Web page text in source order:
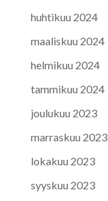
huhtikuu 2024
maaliskuu 2024
helmikuu 2024
tammikuu 2024
joulukuu 2023
marraskuu 2023
lokakuu 2023
syyskuu 2023